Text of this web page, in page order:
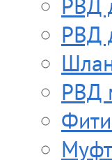
РВД
РВД
РВД